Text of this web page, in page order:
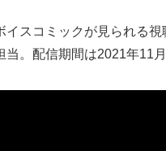
イスコミックが見られる
当。配信期間は2021年11月